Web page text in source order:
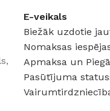
E-veikals
Biežāk uzdotie
Nomaksas
Apmaksa un
Pasūtījuma